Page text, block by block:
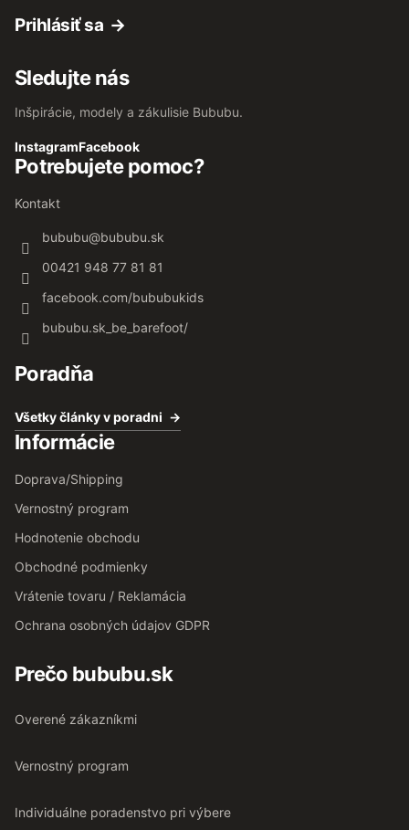
Prihlásiť sa
Sledujte nás
Inšpirácie, modely a zákulisie Bububu.
InstagramFacebook
Potrebujete pomoc?
Kontakt
bububu@bububu.sk
00421 948 77 81 81
facebook.com/bububukids
bububu.sk_be_barefoot/
Poradňa
Všetky články v poradni
Informácie
Doprava/Shipping
Vernostný program
Hodnotenie obchodu
Obchodné podmienky
Vrátenie tovaru / Reklamácia
Ochrana osobných údajov GDPR
Prečo bububu.sk
Overené zákazníkmi
Vernostný program
Individuálne poradenstvo pri výbere